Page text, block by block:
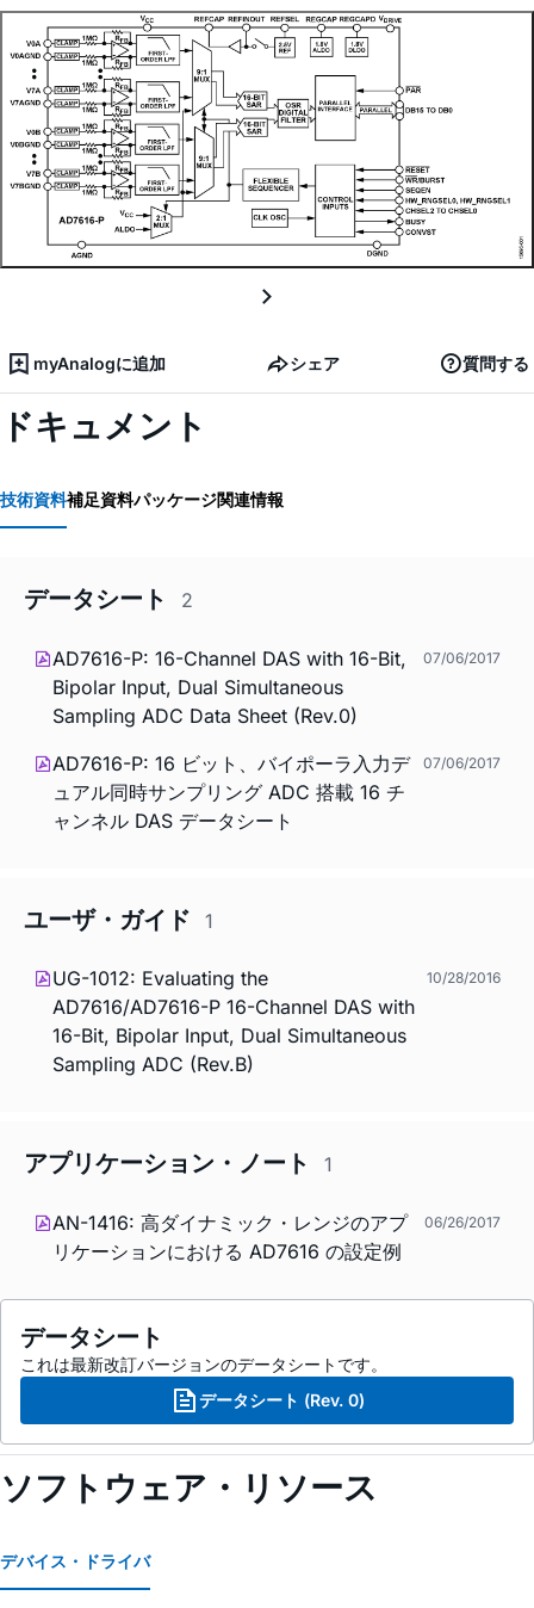
myAnalogに追加 シェア 質問する
ドキュメント
技術資料補足資料パッケージ関連情報
データシート 2
AD7616-P: 16-Channel DAS with 16-Bit,
Bipolar Input, Dual Simultaneous
Sampling ADC Data Sheet (Rev.0)
07/06/2017
AD7616-P: 16 ビット、バイポーラ入力デ
ュアル同時サンプリング ADC 搭載 16 チ
ャンネル DAS データシート
07/06/2017
ユーザ・ガイド 1
UG-1012: Evaluating the
AD7616/AD7616-P 16-Channel DAS with
16-Bit, Bipolar Input, Dual Simultaneous
Sampling ADC (Rev.B)
10/28/2016
アプリケーション・ノート 1
AN-1416: 高ダイナミック・レンジのアプ
リケーションにおける AD7616 の設定例
06/26/2017
データシート
これは最新改訂バージョンのデータシートです。
データシート (Rev. 0)
ソフトウェア・リソース
デバイス・ドライバ